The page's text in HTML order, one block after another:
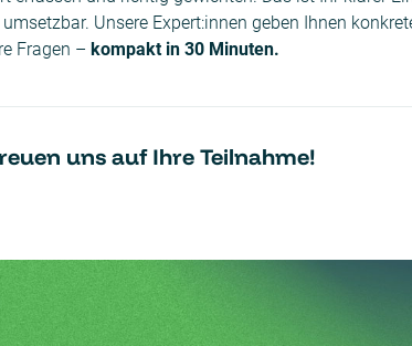
Unsere Expert:innen geben Ihnen
Fragen – kompakt in 30 Minuten.
uns auf Ihre Teilnahme!